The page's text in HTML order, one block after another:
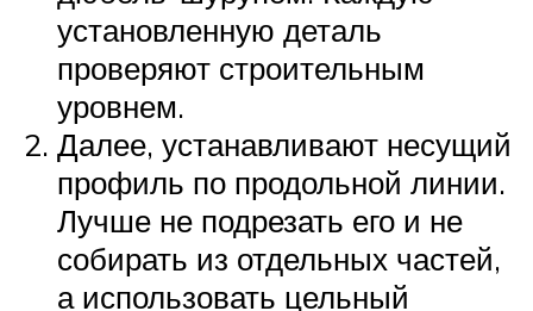
установленную деталь
проверяют строительным
уровнем.
Далее, устанавливают несущий
профиль по продольной линии.
Лучше не подрезать его и не
собирать из отдельных частей,
а использовать цельный